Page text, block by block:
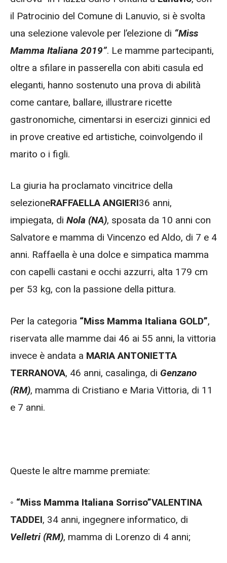
il Patrocinio del Comune di Lanuvio, si è svolta
una selezione valevole per l’elezione di “Miss
Mamma Italiana 2019”. Le mamme partecipanti,
oltre a sfilare in passerella con abiti casula ed
eleganti, hanno sostenuto una prova di abilità
come cantare, ballare, illustrare ricette
gastronomiche, cimentarsi in esercizi ginnici ed
in prove creative ed artistiche, coinvolgendo il
marito o i figli.
La giuria ha proclamato vincitrice della
selezioneRAFFAELLA ANGIERI36 anni,
impiegata, di Nola (NA), sposata da 10 anni con
Salvatore e mamma di Vincenzo ed Aldo, di 7 e 4
anni. Raffaella è una dolce e simpatica mamma
con capelli castani e occhi azzurri, alta 179 cm
per 53 kg, con la passione della pittura.
Per la categoria “Miss Mamma Italiana GOLD”,
riservata alle mamme dai 46 ai 55 anni, la vittoria
invece è andata a MARIA ANTONIETTA
TERRANOVA, 46 anni, casalinga, di Genzano
(RM), mamma di Cristiano e Maria Vittoria, di 11
e 7 anni.
Queste le altre mamme premiate:
◦ “Miss Mamma Italiana Sorriso”VALENTINA
TADDEI, 34 anni, ingegnere informatico, di
Velletri (RM), mamma di Lorenzo di 4 anni;